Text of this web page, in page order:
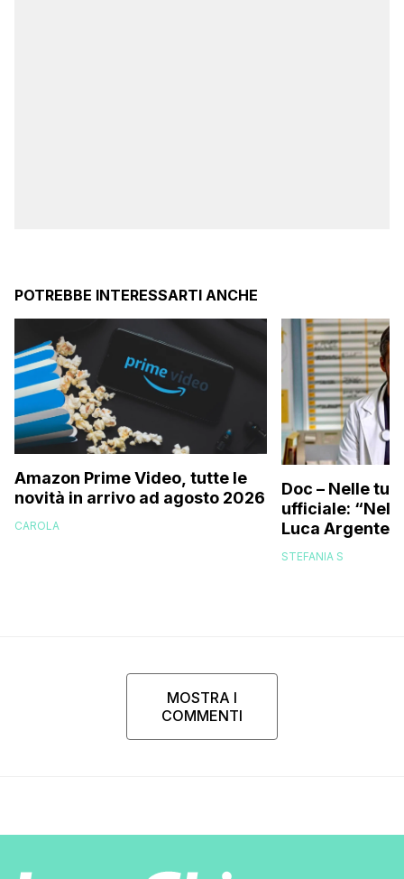
POTREBBE INTERESSARTI ANCHE
Amazon Prime Video, tutte le
novità in arrivo ad agosto 2026
CAROLA
Doc – Nelle
ufficiale:
Luca
STEFANIA S
MOSTRA I
COMMENTI